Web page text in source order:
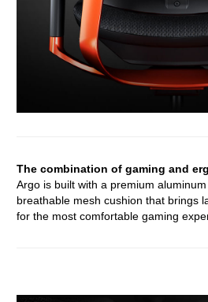
The combination of gaming and
Argo is built with a premium
breathable mesh cushion that brings
for the most comfortable gaming